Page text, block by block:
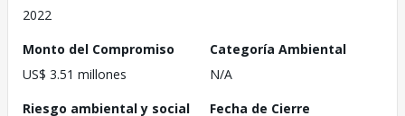
2022
Monto del Compromiso
US$ 3.51 millones
Categoría Ambiental
N/A
Riesgo ambiental y social
Fecha de Cierre